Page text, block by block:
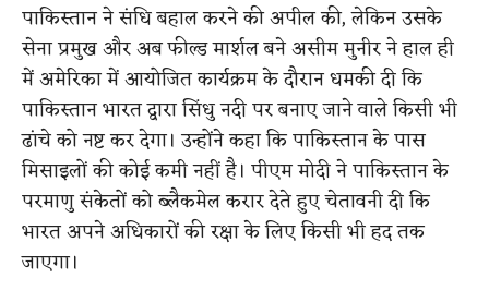
पाकिस्तान ने संधि बहाल करने की अपील की, लेकिन उसके
सेना प्रमुख और अब फील्ड मार्शल बने असीम मुनीर ने हाल ही
में अमेरिका में आयोजित कार्यक्रम के दौरान धमकी दी कि
पाकिस्तान भारत द्वारा सिंधु नदी पर बनाए जाने वाले किसी भी
ढांचे को नष्ट कर देगा। उन्होंने कहा कि पाकिस्तान के पास
मिसाइलों की कोई कमी नहीं है। पीएम मोदी ने पाकिस्तान के
परमाणु संकेतों को ब्लैकमेल करार देते हुए चेतावनी दी कि
भारत अपने अधिकारों की रक्षा के लिए किसी भी हद तक
जाएगा।